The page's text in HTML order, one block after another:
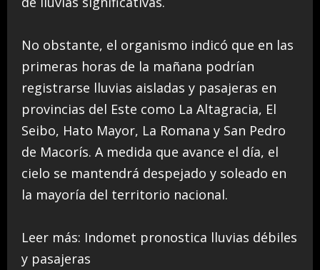
No obstante, el organismo indicó que en las
primeras horas de la mañana podrían
registrarse lluvias aisladas y pasajeras en
provincias del Este como La Altagracia, El
Seibo, Hato Mayor, La Romana y San Pedro
de Macorís. A medida que avance el día, el
cielo se mantendrá despejado y soleado en
la mayoría del territorio nacional.
Leer más: Indomet pronostica lluvias débiles
y pasajeras